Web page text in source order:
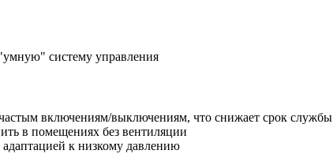
систему управления
включениям/выключениям, что снижает срок службы
в помещениях без вентиляции
адаптацией к низкому давлению